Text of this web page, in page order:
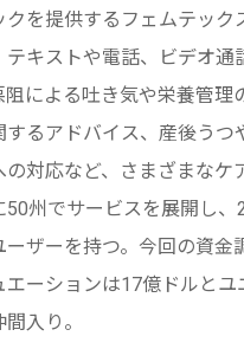
クを提供するフェムテック
テキストや電話、ビデオ通
阻による吐き気や栄養管理
するアドバイス、産後うつ
の対応など、さまざまなケ
50州でサービスを展開し、
ーザーを持つ。今回の資金
エーションは17億ドルとユ
入り。